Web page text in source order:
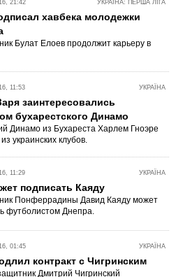
УКРАЇНА: ПЕРША ЛІГА
21:42
хавбека молодежки
Булат Елоев продолжит карьеру в
УКРАЇНА
11:53
заинтересовались
бухарестского Динамо
Динамо из Бухареста Харлем Гноэре
украинских клубов.
УКРАЇНА
11:29
подписать Каяду
Понферрадины Давид Каяду может
футболистом Днепра.
УКРАЇНА
01:45
контракт с Чигринским
Дмитрий Чигринский